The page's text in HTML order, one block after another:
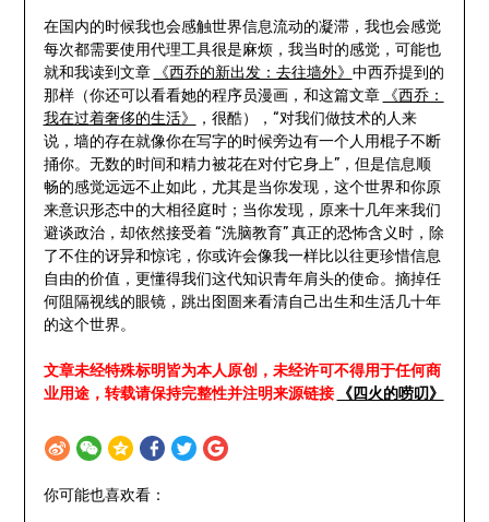
在国内的时候我也会感触世界信息流动的凝滞，我也会感觉
每次都需要使用代理工具很是麻烦，我当时的感觉，可能也
就和我读到文章
《西乔的新出发：去往墙外》 中西乔提到的
那样（你还可以看看她的程序员漫画，和这篇文章
《西乔：
我在过着奢侈的生活》
，很酷），“对我们做技术的人来
说，墙的存在就像你在写字的时候旁边有一个人用棍子不断
捅你。无数的时间和精力被花在对付它身上”，但是信息顺
畅的感觉远远不止如此，尤其是当你发现，这个世界和你原
来意识形态中的大相径庭时；当你发现，原来十几年来我们
避谈政治，却依然接受着 “洗脑教育” 真正的恐怖含义时，除
了不住的讶异和惊诧，你或许会像我一样比以往更珍惜信息
自由的价值，更懂得我们这代知识青年肩头的使命。摘掉任
何阻隔视线的眼镜，跳出囹圄来看清自己出生和生活几十年
的这个世界。
文章未经特殊标明皆为本人原创，未经许可不得用于任何商
业用途，转载请保持完整性并注明来源链接
《四火的唠叨》
你可能也喜欢看：